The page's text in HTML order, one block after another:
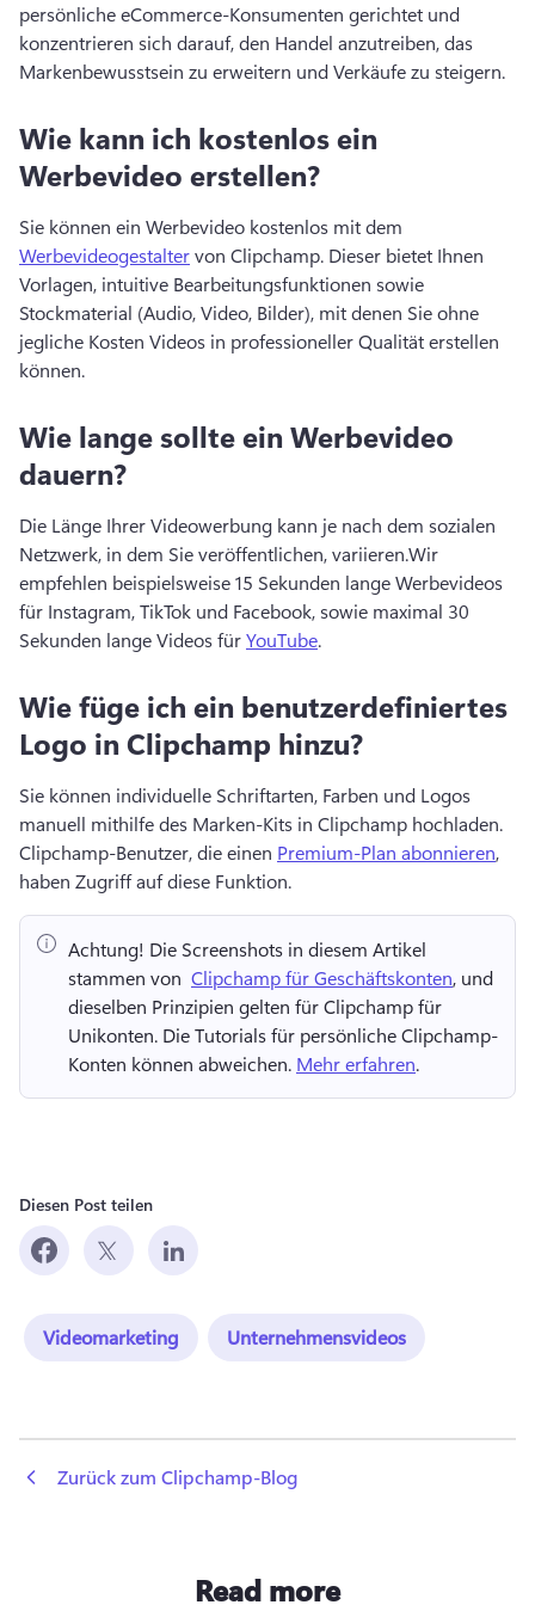
persönliche eCommerce-Konsumenten gerichtet und
konzentrieren sich darauf, den Handel anzutreiben, das
Markenbewusstsein zu erweitern und Verkäufe zu steigern.
Wie kann ich kostenlos ein
Werbevideo erstellen?
Sie können ein Werbevideo kostenlos mit dem
Werbevideogestalter von Clipchamp. Dieser bietet Ihnen
Vorlagen, intuitive Bearbeitungsfunktionen sowie
Stockmaterial (Audio, Video, Bilder), mit denen Sie ohne
jegliche Kosten Videos in professioneller Qualität erstellen
können.
Wie lange sollte ein Werbevideo
dauern?
Die Länge Ihrer Videowerbung kann je nach dem sozialen
Netzwerk, in dem Sie veröffentlichen, variieren.Wir
empfehlen beispielsweise 15 Sekunden lange Werbevideos
für Instagram, TikTok und Facebook, sowie maximal 30
Sekunden lange Videos für YouTube.
Wie füge ich ein benutzerdefiniertes
Logo in Clipchamp hinzu?
Sie können individuelle Schriftarten, Farben und Logos
Clipchamp-Benutzer, die einen Premium-Plan abonnieren,
haben Zugriff auf diese Funktion.
Achtung! Die Screenshots in diesem Artikel
stammen von ⁠ Clipchamp für Geschäftskonten, und
dieselben Prinzipien gelten für Clipchamp für
Unikonten. Die Tutorials für persönliche Clipchamp-
Konten können abweichen. Mehr erfahren.
Diesen Post teilen
Videomarketing Unternehmensvideos
Zurück zum Clipchamp-Blog
Read more